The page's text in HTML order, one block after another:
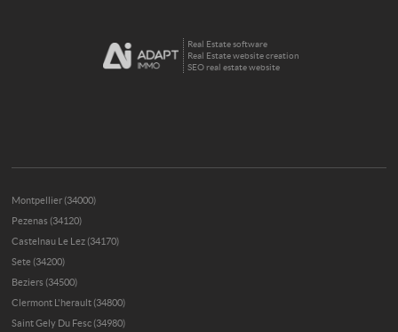
Real Estate software
Real Estate website creation
SEO real estate website
Montpellier (34000)
Pezenas (34120)
Castelnau Le Lez (34170)
Sete (34200)
Beziers (34500)
Clermont L'herault (34800)
Saint Gely Du Fesc (34980)